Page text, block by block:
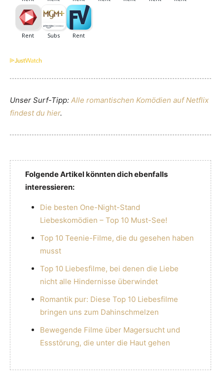
Unser Surf-Tipp: Alle romantischen Komödien auf Netflix
findest du hier.
Folgende Artikel könnten dich ebenfalls
interessieren:
Die besten One-Night-Stand
Liebeskomödien – Top 10 Must-See!
Top 10 Teenie-Filme, die du gesehen haben
musst
Top 10 Liebesfilme, bei denen die Liebe
nicht alle Hindernisse überwindet
Romantik pur: Diese Top 10 Liebesfilme
bringen uns zum Dahinschmelzen
Bewegende Filme über Magersucht und
Essstörung, die unter die Haut gehen